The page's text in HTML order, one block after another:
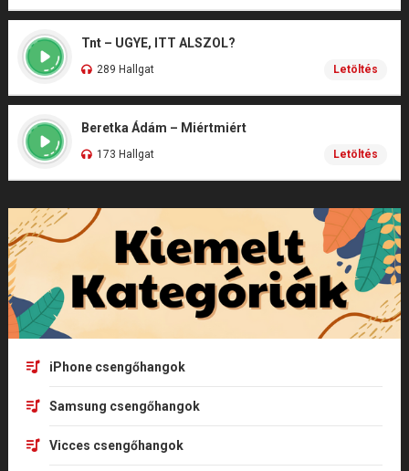
Tnt – UGYE, ITT ALSZOL?
289 Hallgat Letöltés
Beretka Ádám – Miértmiért
173 Hallgat Letöltés
iPhone csengőhangok
Samsung csengőhangok
Vicces csengőhangok